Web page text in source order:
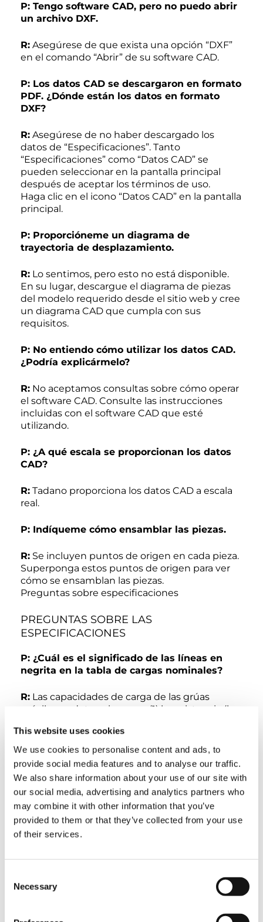
This website uses cookies
We use cookies to personalise content and ads, to
provide social media features and to analyse our traffic.
We also share information about your use of our site with
our social media, advertising and analytics partners who
may combine it with other information that you’ve
provided to them or that they’ve collected from your use
of their services.
Selection
Necessary
P: Tengo software CAD, pero no puedo abrir
un archivo DXF.
R: Asegúrese de que exista una opción “DXF”
en el comando “Abrir” de su software CAD.
P: Los datos CAD se descargaron en formato
PDF. ¿Dónde están los datos en formato
DXF?
R: Asegúrese de no haber descargado los
datos de “Especificaciones”. Tanto
“Especificaciones” como “Datos CAD” se
pueden seleccionar en la pantalla principal
después de aceptar los términos de uso.
Haga clic en el icono “Datos CAD” en la pantalla
principal.
P: Proporcióneme un diagrama de
trayectoria de desplazamiento.
R: Lo sentimos, pero esto no está disponible.
En su lugar, descargue el diagrama de piezas
del modelo requerido desde el sitio web y cree
un diagrama CAD que cumpla con sus
requisitos.
P: No entiendo cómo utilizar los datos CAD.
¿Podría explicármelo?
R: No aceptamos consultas sobre cómo operar
el software CAD. Consulte las instrucciones
incluidas con el software CAD que esté
utilizando.
P: ¿A qué escala se proporcionan los datos
CAD?
R: Tadano proporciona los datos CAD a escala
real.
P: Indíqueme cómo ensamblar las piezas.
R: Se incluyen puntos de origen en cada pieza.
Superponga estos puntos de origen para ver
cómo se ensamblan las piezas.
Preguntas sobre especificaciones
PREGUNTAS SOBRE LAS
ESPECIFICACIONES
P: ¿Cuál es el significado de las líneas en
negrita en la tabla de cargas nominales?
R: Las capacidades de carga de las grúas
móviles se determinan por (1) la resistencia (la
estabilidad (la grúa no se vuelca al levantar una
carga). Se utiliza el valor menor de estos dos
factores para determinar la capacidad nominal.
En las grúas móviles, cuando se trabaja con un
radio pequeño, las limitaciones están
determinadas por la resistencia de la pluma.
Cuando se trabaja con un radio mayor, las
limitaciones están determinadas por el punto
de vuelco. Las líneas en negrita indican el
estructuralmente la grúa (valores por encima
punto en el que una sobrecarga dañaría la grúa
por vuelco (valores por debajo de la línea en
Tanto si se observan las capacidades por